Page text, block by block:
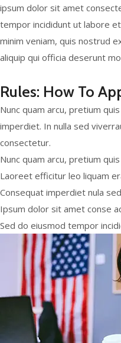
ipsum dolor sit amet
tempor incididunt ut labore
minim veniam, quis nostrud
aliquip qui officia deserunt
Rules: How To
Nunc quam arcu, pretium
imperdiet. In nulla sed
consectetur.
Nunc quam arcu, pretium
Laoreet efficitur leo liquam
Consequat imperdiet nula
Ipsum dolor sit amet conse
Sed do eiusmod tempor